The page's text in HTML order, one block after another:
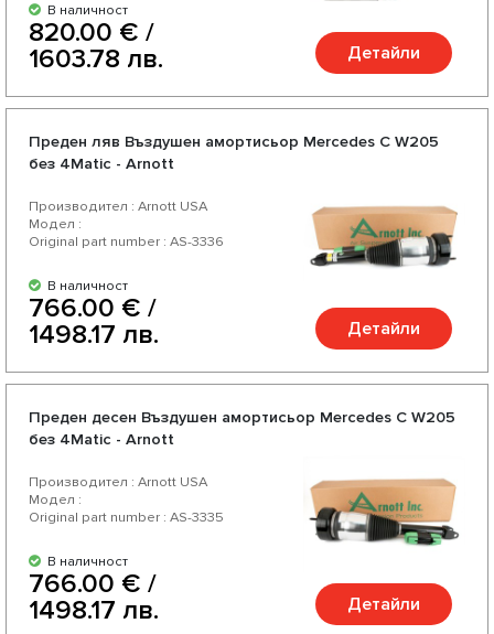
В наличност
820.00 € /
1603.78 лв.
Детайли
Преден ляв Въздушен амортисьор Mercedes C W205
без 4Matic - Arnott
Производител : Arnott USA
Модел :
Original part number : AS-3336
В наличност
766.00 € /
1498.17 лв.
Детайли
Преден десен Въздушен амортисьор Mercedes C W205
без 4Matic - Arnott
Производител : Arnott USA
Модел :
Original part number : AS-3335
В наличност
766.00 € /
1498.17 лв.
Детайли